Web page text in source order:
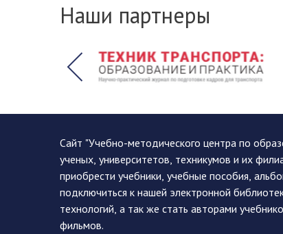
Наши партнеры
Сайт "Учебно-методического центра по
ученых, университетов, техникумов и их
приобрести учебники, учебные пособия,
подключиться к нашей электронной
технологий, а так же стать авторами
фильмов.